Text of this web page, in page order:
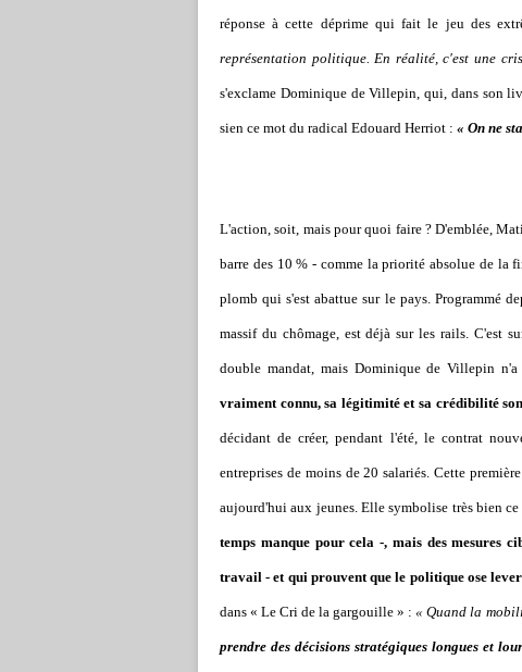
réponse à cette déprime qui fait le jeu des
représentation politique. En réalité, c'est une
s'exclame Dominique de Villepin, qui, dans son
sien ce mot du radical Edouard Herriot : « On ne
L'action, soit, mais pour quoi faire ? D'emblée,
barre des 10 % - comme la priorité absolue de la
plomb qui s'est abattue sur le pays. Programmé
massif du chômage, est déjà sur les rails. C'est
double mandat, mais Dominique de Villepin
vraiment connu, sa légitimité et sa crédibilité
décidant de créer, pendant l'été, le contrat
entreprises de moins de 20 salariés. Cette
aujourd'hui aux jeunes. Elle symbolise très bien
temps manque pour cela -, mais des mesures
travail - et qui prouvent que le politique ose
dans « Le Cri de la gargouille » : « Quand la
prendre des décisions stratégiques longues et